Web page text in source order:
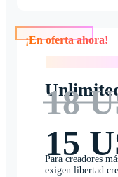
18
15
Para creadores
exigen libertad